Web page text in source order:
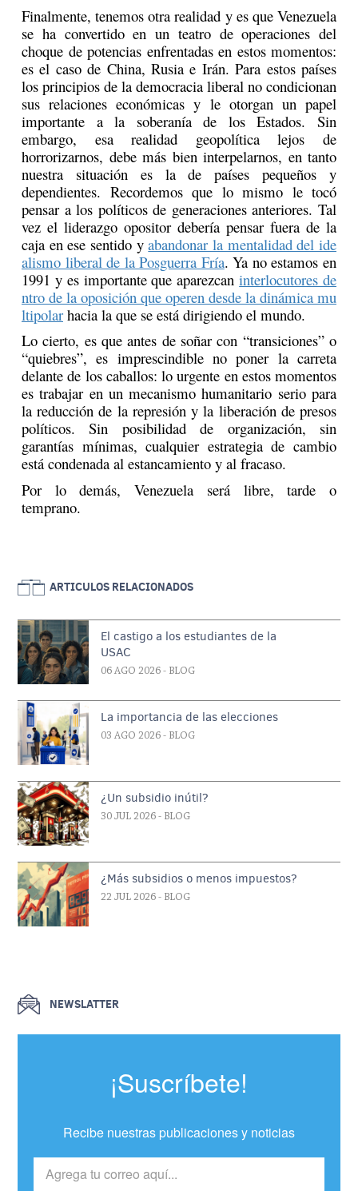
Finalmente, tenemos otra realidad y es que Venezuela
se ha convertido en un teatro de operaciones del
choque de potencias enfrentadas en estos momentos:
es el caso de China, Rusia e Irán. Para estos países
los principios de la democracia liberal no condicionan
sus relaciones económicas y le otorgan un papel
importante a la soberanía de los Estados. Sin
embargo, esa realidad geopolítica lejos de
horrorizarnos, debe más bien interpelarnos, en tanto
nuestra situación es la de países pequeños y
dependientes. Recordemos que lo mismo le tocó
pensar a los políticos de generaciones anteriores. Tal
vez el liderazgo opositor debería pensar fuera de la
caja en ese sentido yabandonar la mentalidad del ide
alismo liberal de la Posguerra Fría. Ya no estamos en
1991 y es importante que aparezcaninterlocutores de
ntro de la oposición que operen desde la dinámica mu
ltipolar hacia la que se está dirigiendo el mundo.
Lo cierto, es que antes de soñar con “transiciones” o
“quiebres”, es imprescindible no poner la carreta
delante de los caballos: lo urgente en estos momentos
es trabajar en un mecanismo humanitario serio para
la reducción de la represión y la liberación de presos
políticos. Sin posibilidad de organización, sin
garantías mínimas, cualquier estrategia de cambio
está condenada al estancamiento y al fracaso.
Por lo demás, Venezuela será libre, tarde o
temprano.
ARTICULOS RELACIONADOS
El castigo a los estudiantes de la
USAC
06 AGO 2026 - BLOG
La importancia de las elecciones
03 AGO 2026 - BLOG
¿Un subsidio inútil?
30 JUL 2026 - BLOG
¿Más subsidios o menos impuestos?
22 JUL 2026 - BLOG
NEWSLATTER
¡Suscríbete!
Recibe nuestras publicaciones y noticias